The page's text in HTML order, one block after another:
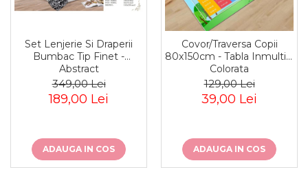
Cearceaf cu elastic
Cearceaf normal
Lenjerii Pufoase Fluffy/ Rabbit
Bumbac Neted Nesatinat
Bumbac 100%
Lenjerii Satin Premium
Huse De Pat Tricotate 180x200cm
Huse Impermeabile 160x200cm
Huse Impermeabile 180x200cm
Set Lenjerie Si Draperii
Bumbac Tip Finet -
Abstract
349,00 Lei
189,00 Lei
ADAUGA IN COS
Covor/Traversa Copii
80x150cm - Tabla Inmultirii
Colorata
129,00 Lei
39,00 Lei
ADAUGA IN COS